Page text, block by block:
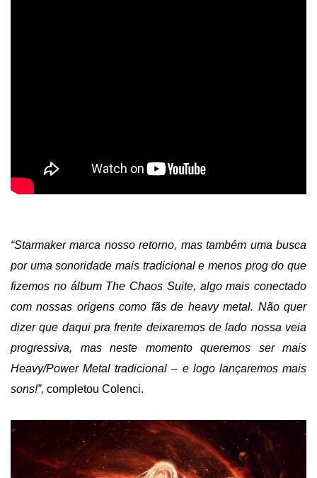
“Starmaker marca nosso retorno, mas também uma busca
por uma sonoridade mais tradicional e menos prog do que
fizemos no álbum The Chaos Suite, algo mais conectado
com nossas origens como fãs de heavy metal. Não quer
dizer que daqui pra frente deixaremos de lado nossa veia
progressiva, mas neste momento queremos ser mais
Heavy/PowerMetal tradicional – e logo lançaremos mais
sons!”, completou Colenci.